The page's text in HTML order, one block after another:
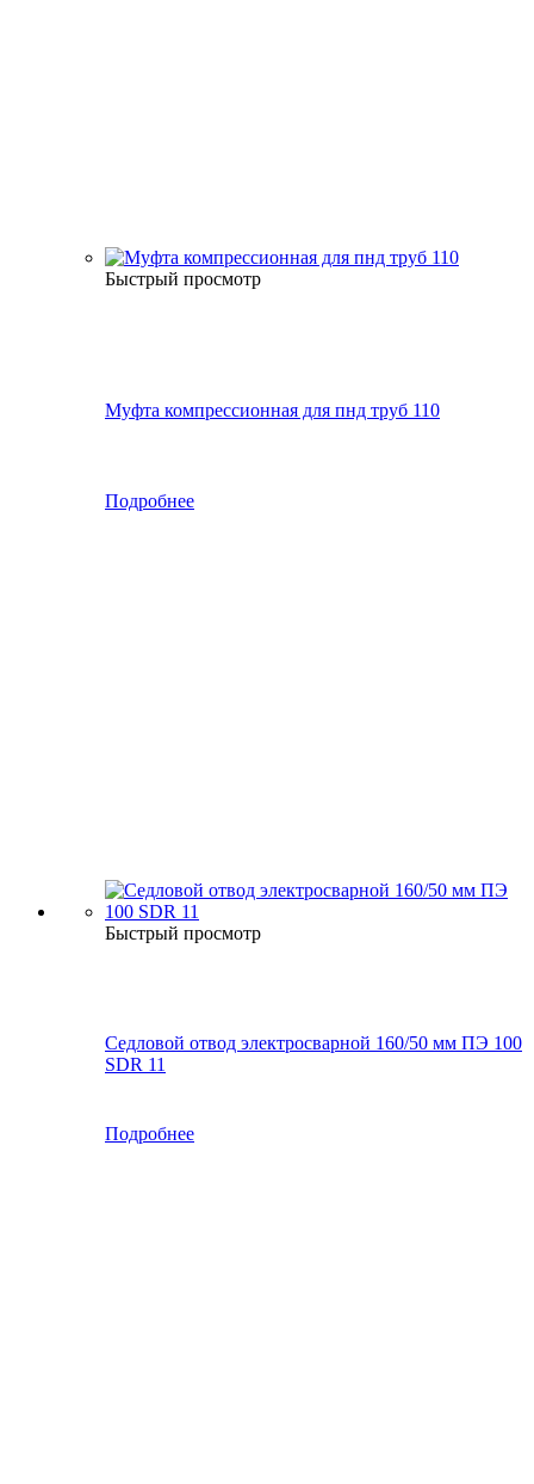
Быстрый просмотр
Муфта компрессионная для пнд труб 110
Подробнее
Быстрый просмотр
Седловой отвод электросварной 160/50 мм ПЭ 100
SDR 11
Подробнее